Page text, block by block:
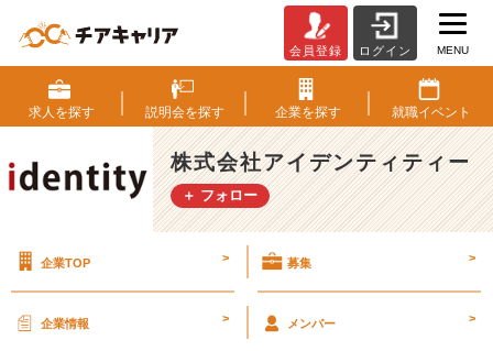
ん
と
な
ん
と
内
式
会員登録 ログイン MENU
求人を探す 説明会を探す 企業を探す 就職イベント
株式会社アイデンティティー
＋ フォロー
企業TOP > 募集 >
企業情報 > メンバー >